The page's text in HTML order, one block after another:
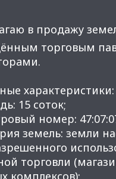
в продажу
торговым
характеристики:
15 соток;
номер:
земель: земли
торговли
комплексов);